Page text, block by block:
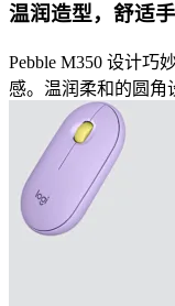
温润造型，舒适
Pebble M350 设计巧
感。温润柔和的圆角